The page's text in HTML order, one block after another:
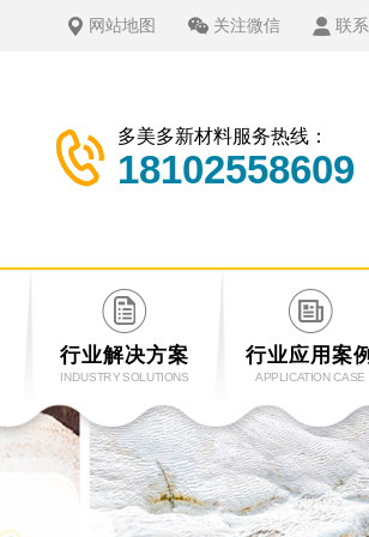
网站地图 关注微信 联
多美多新材料服务热线：
18102558609
行业解决方案
INDUSTRY SOLUTIONS
行业应用案例
APPLICATION CASE